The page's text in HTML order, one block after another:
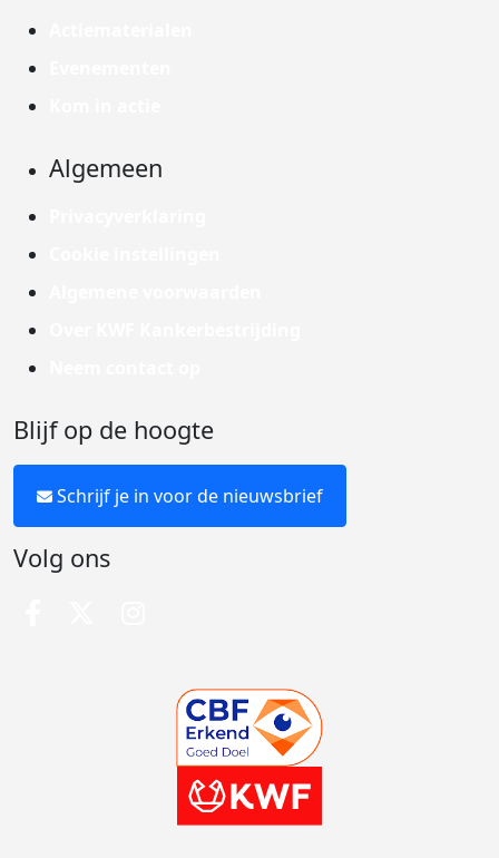
Algemeen
Blijf op de hoogte
Schrijf je in voor de nieuwsbrief
Volg ons